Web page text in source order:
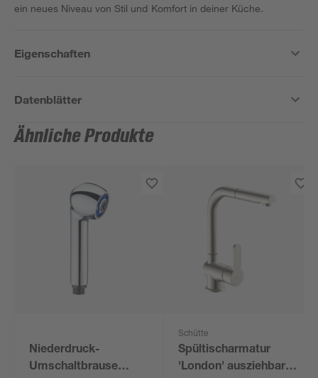
ein neues Niveau von Stil und Komfort in deiner Küche.
Eigenschaften
Datenblätter
Ähnliche Produkte
Niederdruck-
Umschaltbrause
Schütte
Spültischarmatur
'London' ausziehbar